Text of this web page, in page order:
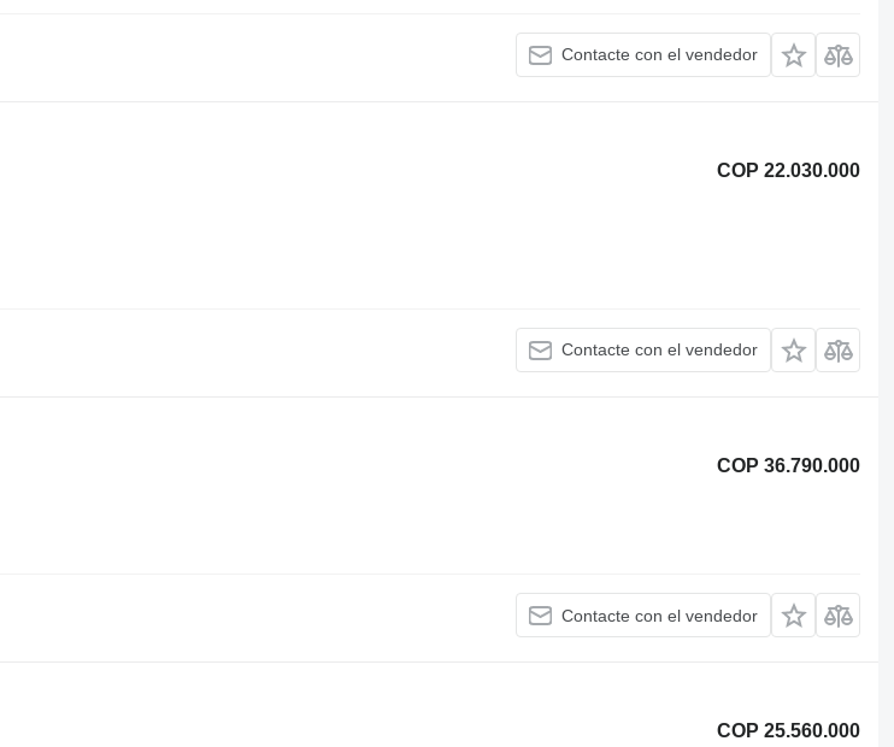
Contacte con el vendedor
COP 22.030.000
Contacte con el vendedor
COP 36.790.000
Contacte con el vendedor
COP 25.560.000